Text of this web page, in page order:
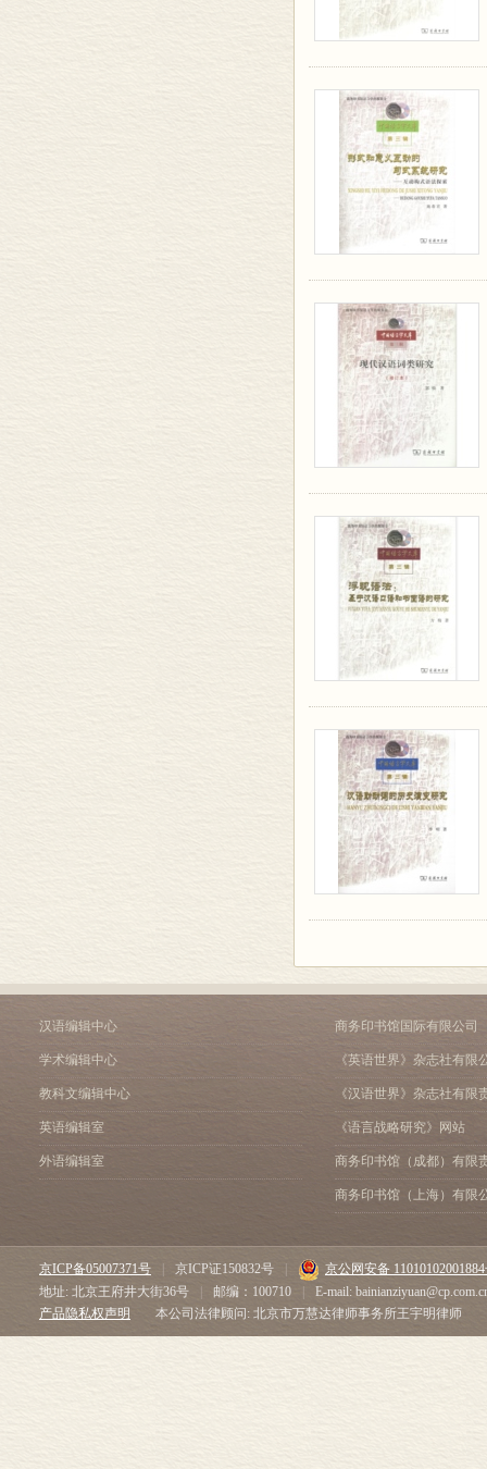
汉语编辑中心
学术编辑中心
教科文编辑中心
英语编辑室
外语编辑室
商务印书馆国际有限公司
《英语世界》杂志社有限
《汉语世界》杂志社有限
《语言战略研究》网站
商务印书馆（成都）有限
商务印书馆（上海）有限
京ICP备05007371号 京ICP证150832号
京公网安备
地址: 北京王府井大街36号
邮编：100710
E-mail:
产品隐私权声明
本公司法律顾问: 北京市万慧达律师事务所王宇明律师